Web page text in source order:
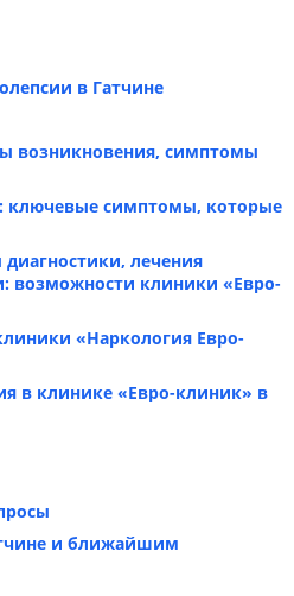
в Гатчине
возникновения, симптомы
ключевые симптомы, которые
лечения
возможности клиники «Евро-
«Наркология Евро-
в клинике «Евро-клиник» в
и ближайшим